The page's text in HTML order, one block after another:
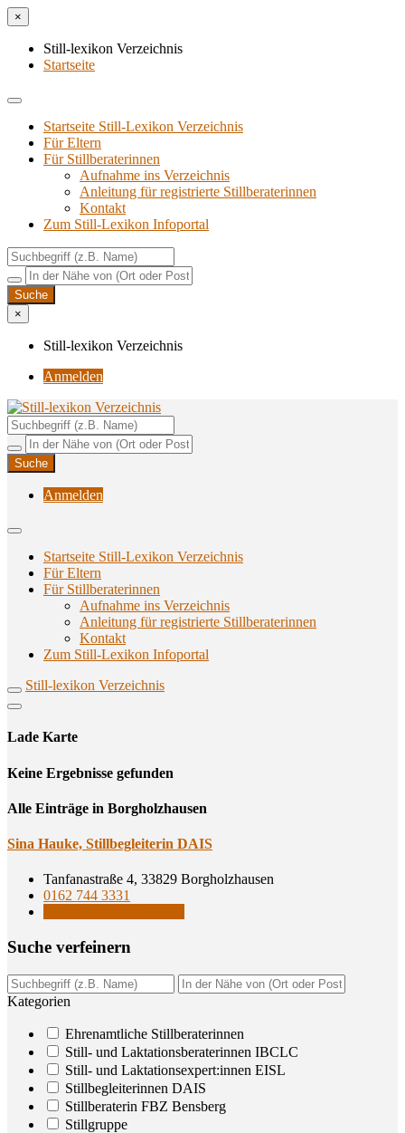
×
Still-lexikon Verzeichnis
Startseite
Startseite Still-Lexikon Verzeichnis
Für Eltern
Für Stillberaterinnen
Aufnahme ins Verzeichnis
Anlei­tung für regis­trier­te Stillberaterinnen
Kon­takt
Zum Still-Lexikon Infoportal
×
Still-lexikon Verzeichnis
Anmelden
Still-lexikon Verzeichnis
Unterstützungsangebote rund ums Stillen
Anmelden
Startseite Still-Lexikon Verzeichnis
Für Eltern
Für Stillberaterinnen
Aufnahme ins Verzeichnis
Anlei­tung für regis­trier­te Stillberaterinnen
Kon­takt
Zum Still-Lexikon Infoportal
Still-lexikon Verzeichnis
Lade Karte
Кeine Ergebnisse gefunden
Alle Einträge in Borgholzhausen
Sina Hau­ke, Still­be­glei­te­rin DAIS
Tanfanastraße 4, 33829 Borgholzhausen
0162 744 3331
Suche ver­fei­nern
Kategorien
Ehrenamtliche Stillberaterinnen
Still- und Laktationsberaterinnen IBCLC
Still- und Laktationsexpert:innen EISL
Stillbegleiterinnen DAIS
Stillberaterin FBZ Bensberg
Stillgruppe